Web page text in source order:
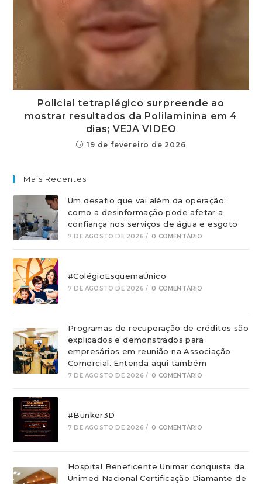
Policial tetraplégico surpreende ao
mostrar resultados da Polilaminina em 4
dias; VEJA VIDEO
19 de fevereiro de 2026
Mais Recentes
Um desafio que vai além da operação:
como a desinformação pode afetar a
confiança nos serviços de água e esgoto
7 DE AGOSTO DE 2026 / 0 COMENTÁRIO
#ColégioEsquemaÚnico
7 DE AGOSTO DE 2026 / 0 COMENTÁRIO
Programas de recuperação de créditos são
explicados e demonstrados para
empresários em reunião na Associação
Comercial. Entenda aqui também
7 DE AGOSTO DE 2026 / 0 COMENTÁRIO
#Bunker3D
7 DE AGOSTO DE 2026 / 0 COMENTÁRIO
Hospital Beneficente Unimar conquista da
Unimed Nacional Certificação Diamante de